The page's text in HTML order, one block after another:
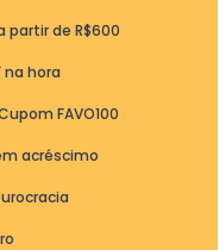
partir de R$600
na hora
FAVO100
acréscimo